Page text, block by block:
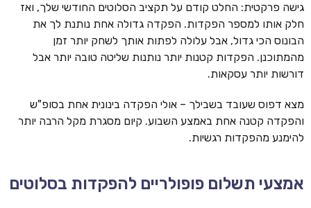
גישה פרקטית: החלט קודם על תקציב הסלוטים החודשי שלך, ואז
חלק אותו למספר הפקדות. הפקדה גדולה אחת נותנת לך את
הבונוס הכי גדול, אבל עלולה לפתות אותך לשחק יותר זמן
מהמתוכנן. הפקדות קטנות יותר נותנות שליטה טובה יותר אבל
דורשות יותר עסקאות.
מצא דפוס שעובד בשבילך – אולי הפקדה בינונית אחת בסופ"ש
והפקדה קטנה אחת באמצע השבוע. קיום מסגרת מקל הרבה יותר
להימנע מהפקדות רגשיות.
אמצעי תשלום פופולריים להפקדות בסלוטים